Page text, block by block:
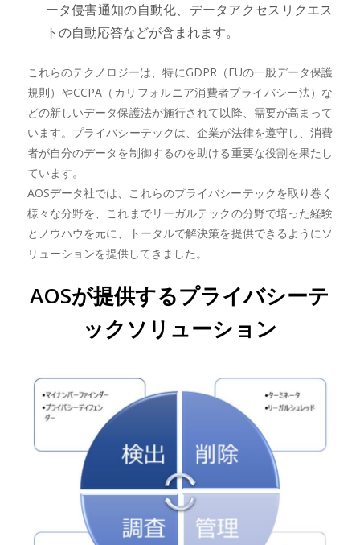
ータ侵害通知の自動化、データアクセスリクエス
トの自動応答などが含まれます。
これらのテクノロジーは、特にGDPR（EUの一般データ保護
規則）やCCPA（カリフォルニア消費者プライバシー法）な
どの新しいデータ保護法が施行されて以降、需要が高まって
います。プライバシーテックは、企業が法律を遵守し、消費
者が自分のデータを制御するのを助ける重要な役割を果たし
ています。
AOSデータ社では、これらのプライバシーテックを取り巻く
様々な分野を、これまでリーガルテックの分野で培った経験
とノウハウを元に、トータルで解決策を提供できるようにソ
リューションを提供してきました。
AOSが提供するプライバシーテ
ックソリューション